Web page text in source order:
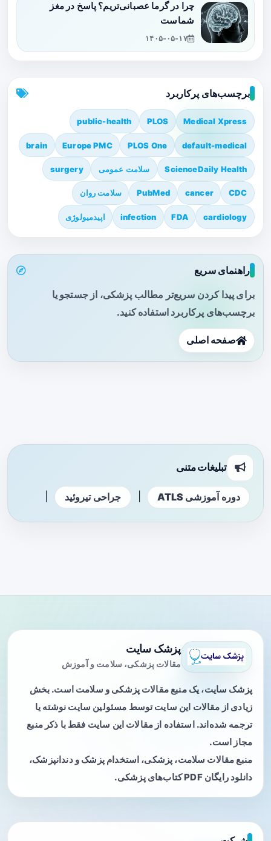
چرا در گرما عصبانی‌تریم؟ پاسخ در مغز
شماست
۱۴۰۵-۰۵-۱۷
برچسب‌های پرکاربرد
Medical Xpress
PLOS
public-health
default-medical
PLOS One
Europe PMC
brain
ScienceDaily Health سلامت عمومی surgery
CDC
cancer
PubMed سلامت روان
cardiology
FDA
infection اپیدمیولوژی
راهنمای سریع
برای پیدا کردن سریع‌تر مطالب پزشکی، از جستجو یا
برچسب‌های پرکاربرد استفاده کنید.
صفحه اصلی
تبلیغات متنی
دوره آموزشی ATLS جراحی تیروئید
پزشک سایت
مقالات پزشکی، سلامت و آموزش
پزشک سایت، یک منبع مقالات پزشکی و سلامت است. بخش
زیادی از مقالات این سایت توسط مسئولین سایت نوشته یا
ترجمه شده‌اند. استفاده از مقالات این سایت فقط با ذکر منبع
مجاز است.
منبع مقالات سلامت، پزشکی، استخدام پزشک و دندانپزشک،
دانلود رایگان PDF کتاب‌های پزشکی.